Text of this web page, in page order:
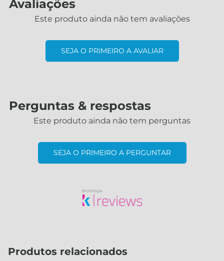
Avaliações
Este produto ainda não tem avaliações
SEJA O PRIMEIRO A AVALIAR
Perguntas & respostas
Este produto ainda não tem perguntas
SEJA O PRIMEIRO A PERGUNTAR
Produtos relacionados